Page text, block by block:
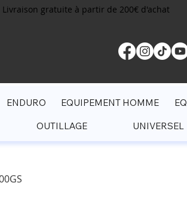
Livraison gratuite à partir de 200€ d'achat
ENDURO EQUIPEMENT HOMME
OUTILLAGE UNIVERSEL